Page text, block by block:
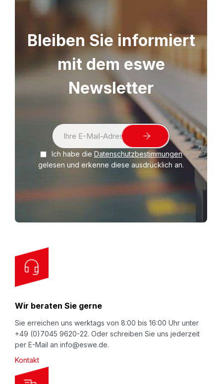
mm) geeignet. Für den Versand von Katalogen,
Prospekte, Zeitschriften, Bücher, Kalender,
Urkunden, Fotos, Warensendungen etc.
Bleiben Sie informiert
mit dem eswe
Newsletter
o
O
u
r
e
w
s
e
t
Ich habe die Datenschutzbestimmungen
gelesen und erkenne diese ausdrücklich an.
Wir beraten Sie gerne
Sie erreichen uns werktags von 8:00 bis 16:00 Uhr unter
+49 (0)7045 9620-22. Oder schreiben Sie uns jederzeit
per E-Mail an info@eswe.de.
Kontakt